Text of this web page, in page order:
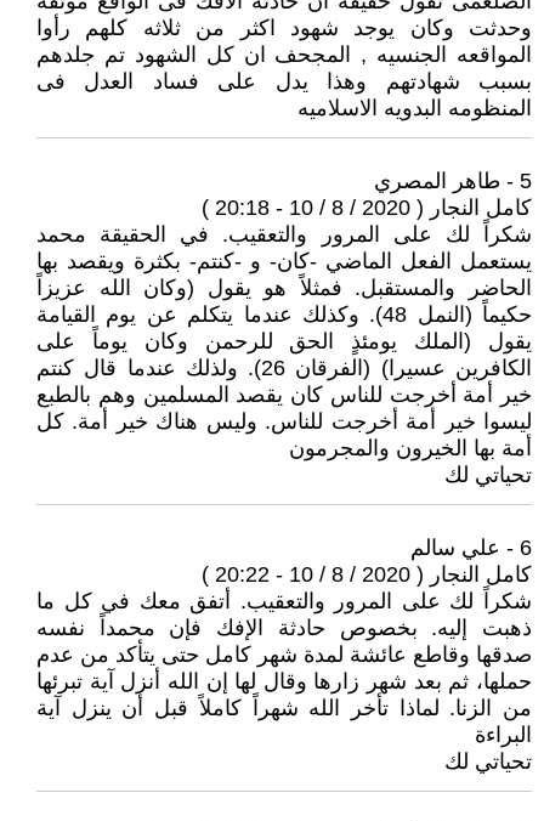
وحدثت وكان يوجد شهود اكثر من ثلاثه كلهم رأوا
المواقعه الجنسيه , المجحف ان كل الشهود تم جلدهم
بسبب شهادتهم وهذا يدل على فساد العدل فى
المنظومه البدويه الاسلاميه
5 - طاهر المصري
كامل النجار ( 2020 / 8 / 10 - 20:18 )
شكراً لك على المرور والتعقيب. في الحقيقة محمد
يستعمل الفعل الماضي -كان- و -كنتم- بكثرة ويقصد بها
الحاضر والمستقبل. فمثلاً هو يقول (وكان الله عزيزاً
حكيماً (النمل 48). وكذلك عندما يتكلم عن يوم القيامة
يقول (الملك يومئذٍ الحق للرحمن وكان يوماً على
الكافرين عسيرا) (الفرقان 26). ولذلك عندما قال كنتم
خير أمة أخرجت للناس كان يقصد المسلمين وهم بالطبع
ليسوا خير أمة أخرجت للناس. وليس هناك خير أمة. كل
أمة بها الخيرون والمجرمون
تحياتي لك
6 - علي سالم
كامل النجار ( 2020 / 8 / 10 - 20:22 )
شكراً لك على المرور والتعقيب. أتفق معك في كل ما
ذهبت إليه. بخصوص حادثة الإفك فإن محمداً نفسه
صدقها وقاطع عائشة لمدة شهر كامل حتى يتأكد من عدم
حملها، ثم بعد شهر زارها وقال لها إن الله أنزل آية تبرئها
من الزنا. لماذا تأخر الله شهراً كاملاً قبل أن ينزل آية
البراءة
تحياتي لك